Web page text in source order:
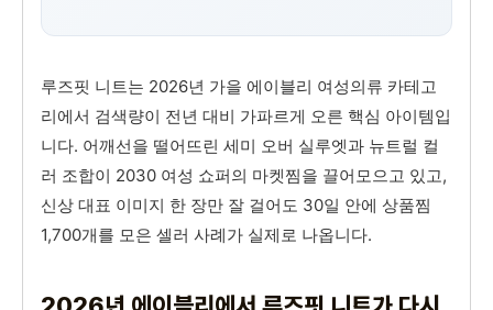
루즈핏 니트는 2026년 가을 에이블리 여성의류 카테고
리에서 검색량이 전년 대비 가파르게 오른 핵심 아이템입
니다. 어깨선을 떨어뜨린 세미 오버 실루엣과 뉴트럴 컬
러 조합이 2030 여성 쇼퍼의 마켓찜을 끌어모으고 있고,
신상 대표 이미지 한 장만 잘 걸어도 30일 안에 상품찜
1,700개를 모은 셀러 사례가 실제로 나옵니다.